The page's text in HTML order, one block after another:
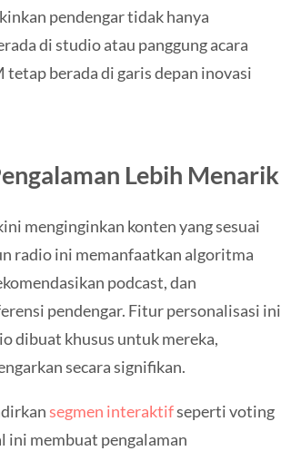
pendengar tidak hanya
di studio atau panggung acara
berada di garis depan inovasi
Lebih Menarik
menginginkan konten yang sesuai
radio ini memanfaatkan algoritma
podcast, dan
pendengar. Fitur personalisasi ini
dibuat khusus untuk mereka,
secara signifikan.
segmen interaktifseperti voting
ini membuat pengalaman